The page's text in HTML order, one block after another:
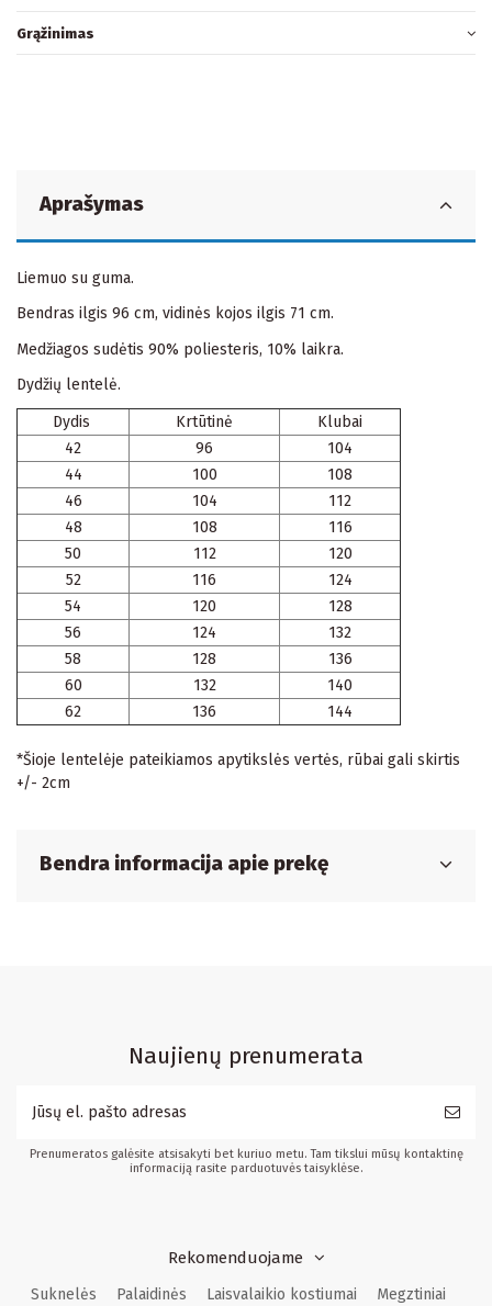
Grąžinimas
Aprašymas
Liemuo su guma.
Bendras ilgis 96 cm, vidinės kojos ilgis 71 cm.
Medžiagos sudėtis 90% poliesteris, 10% laikra.
Dydžių lentelė.
Dydis Krtūtinė
Klubai
42
96
104
44
100
108
46
104
112
48
108
116
50
112
120
52
116
124
54
120
128
56
124
132
58
128
136
60
132
140
62
136 144
*Šioje lentelėje pateikiamos apytikslės vertės, rūbai gali skirtis
+/- 2cm
Bendra informacija apie prekę
Naujienų prenumerata
Prenumeratos galėsite atsisakyti bet kuriuo metu. Tam tikslui mūsų kontaktinę
informaciją rasite parduotuvės taisyklėse.
Rekomenduojame
Suknelės Palaidinės Laisvalaikio kostiumai Megztiniai